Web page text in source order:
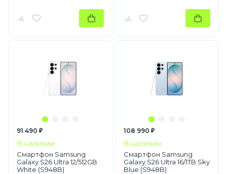
91 490 ₽
В наличии
Смартфон Samsung
Galaxy S26 Ultra 12/512GB
White (S948B)
108 990 ₽
В наличии
Смартфон Samsung
Galaxy S26 Ultra 16/1TB Sky
Blue (S948B)